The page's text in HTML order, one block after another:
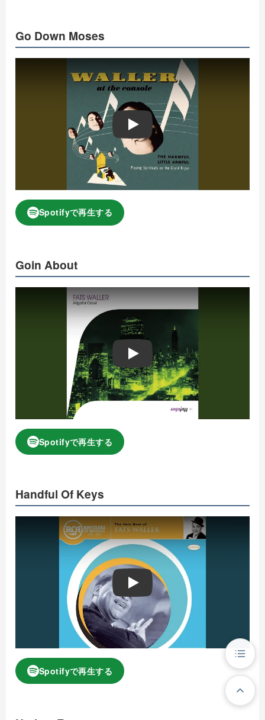
Go Down Moses
Play
Spotifyで再生する
Goin About
Play
Spotifyで再生する
Handful Of Keys
Play
Spotifyで再生する